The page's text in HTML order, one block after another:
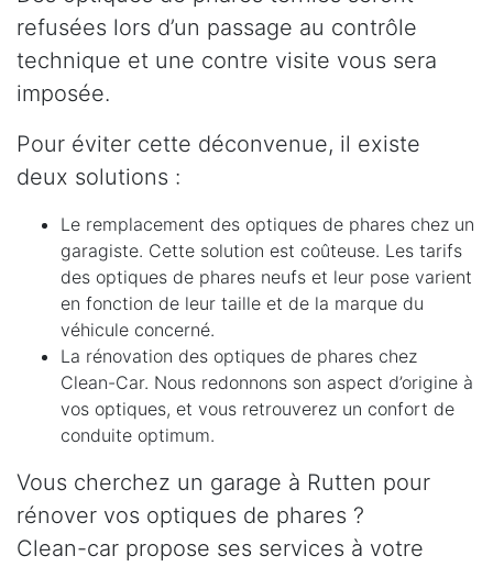
refusées lors d’un passage au contrôle
technique et une contre visite vous sera
imposée.
Pour éviter cette déconvenue, il existe
deux solutions :
Le remplacement des optiques de phares chez un
garagiste. Cette solution est coûteuse. Les tarifs
des optiques de phares neufs et leur pose varient
en fonction de leur taille et de la marque du
véhicule concerné.
La rénovation des optiques de phares chez
Clean-Car. Nous redonnons son aspect d’origine à
vos optiques, et vous retrouverez un confort de
conduite optimum.
Vous cherchez un garage à Rutten pour
rénover vos optiques de phares ?
Clean-car propose ses services à votre